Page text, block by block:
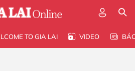
TO GIA LAI VIDEO